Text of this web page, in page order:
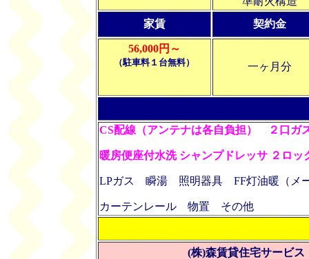
家賃
契約金
56,000円～
（駐車料１台無料） 一ヶ月分
CS配線（アンテナは各自負担） ２口ガ
暖房便座付水洗 シャンプドレッサ ２ロッ
LPガス 瞬湯 照明器具 FF灯油暖（メ
カーテンレール
物置 その他
(株)森賃貸住宅サービス